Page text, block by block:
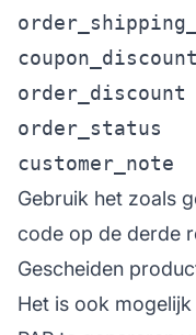
coupon_discount
order_discount
order_status
customer_note
Gebruik het zoals
code op de derde
Gescheiden
Het is ook